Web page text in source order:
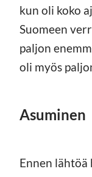
kun oli koko
Suomeen
paljon
oli myös
Asuminen
Ennen lähtöä